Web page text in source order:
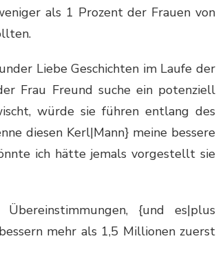
als 1 Prozent der Frauen von
Liebe Geschichten im Laufe der
Frau Freund suche ein potenziell
würde sie führen entlang des
diesen Kerl|Mann} meine bessere
ich hätte jemals vorgestellt sie
{und es|plus
mehr als 1,5 Millionen zuerst